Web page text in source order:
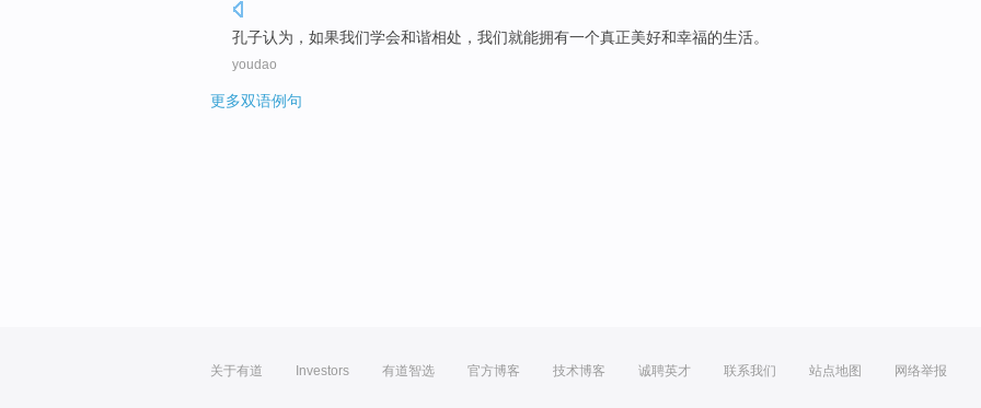
孔子认为，如果我们学会和谐相处，我们就能拥有一个真正美好和幸福的生活。
youdao
更多双语例句
关于有道 Investors 有道智选 官方博客 技术博客 诚聘英才 联系我们 站点地图 网络举报